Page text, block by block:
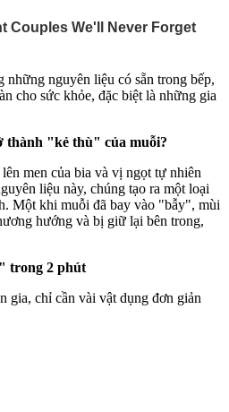
nguyên liệu có sẵn trong bếp,
cho sức khỏe, đặc biệt là những gia
thành "kẻ thù" của muỗi?
men của bia và vị ngọt tự nhiên
liệu này, chúng tạo ra một loại
Một khi muỗi đã bay vào "bẫy", mùi
hướng và bị giữ lại bên trong,
trong 2 phút
gia, chỉ cần vài vật dụng đơn giản